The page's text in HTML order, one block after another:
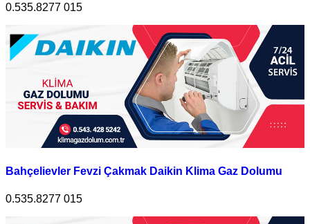
0.535.8277 015
Bahçelievler Fevzi Çakmak Daikin Klima Gaz Dolumu
0.535.8277 015